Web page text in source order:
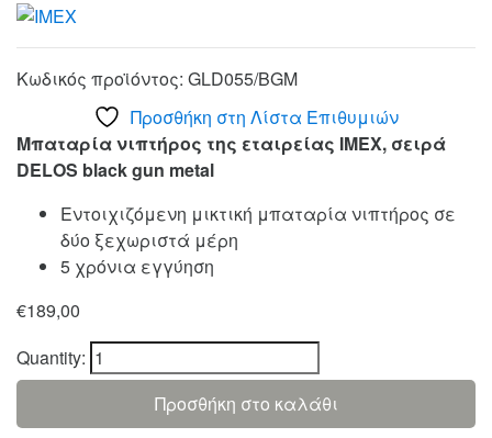
Κωδικός προϊόντος: GLD055/BGM
Προσθήκη στη Λίστα Επιθυμιών
Μπαταρία νιπτήρος της εταιρείας IMEX, σειρά
DELOS black gun metal
Εντοιχιζόμενη μικτική μπαταρία νιπτήρος σε
δύο ξεχωριστά μέρη
5 χρόνια εγγύηση
€189,00
Quantity:
Προσθήκη στο καλάθι